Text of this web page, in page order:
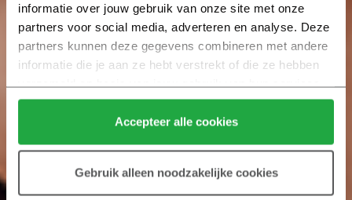
informatie over jouw gebruik van onze site met onze
partners voor social media, adverteren en analyse. Deze
partners kunnen deze gegevens combineren met andere
informatie die je aan ze hebt verstrekt of die ze hebben
verzameld op basis van jouw gebruik van hun services.
Klik hier voor meer informatie over ons cookiebeleid.
Accepteer alle cookies
Gebruik alleen noodzakelijke cookies